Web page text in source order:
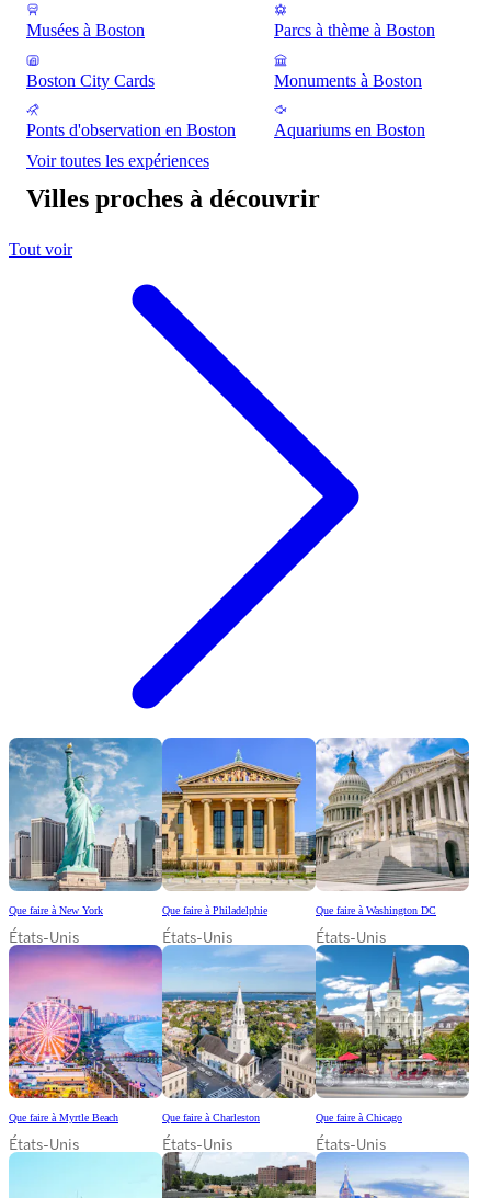
Musées à Boston Parcs à thème à Boston
Boston City Cards Monuments à Boston
Ponts d'observation en Boston
Aquariums en Boston
Voir toutes les expériences
Villes proches à découvrir
Tout voir
Que faire à New York
États-Unis
Que faire à Philadelphie
États-Unis
Que faire à Washington DC
États-Unis
Que faire à Myrtle Beach
États-Unis
Que faire à Charleston
États-Unis
Que faire à Chicago
États-Unis